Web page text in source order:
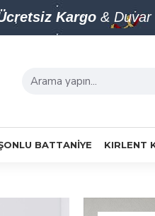
Kargo &
BATTANIYE KIRLENT